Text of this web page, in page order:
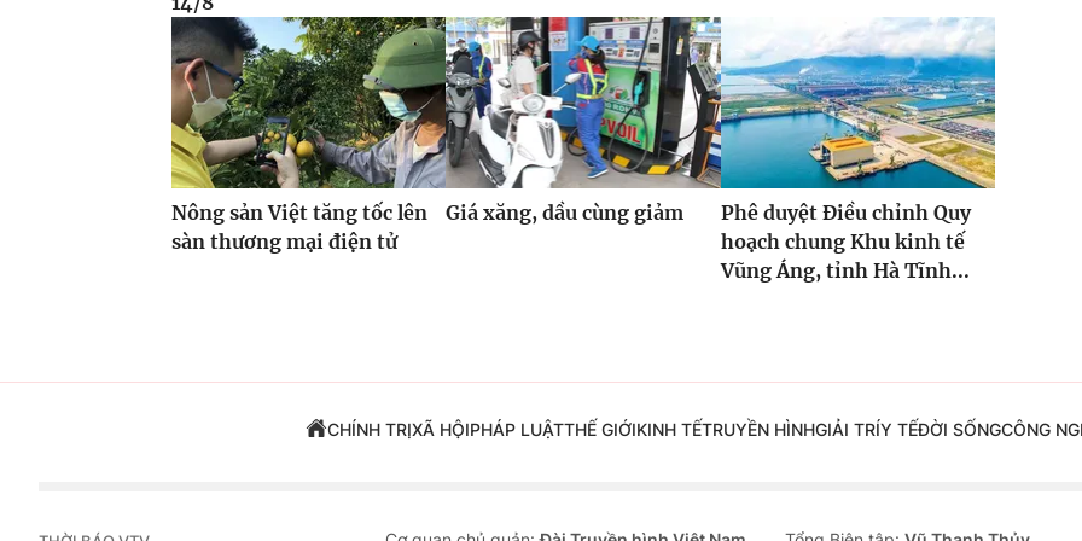
Nông sản Việt tăng tốc lên
sàn thương mại điện tử
Giá xăng, dầu cùng giảm
Phê duyệt Điều chỉnh Quy
hoạch chung Khu kinh tế
Vũng Áng, tỉnh Hà Tĩnh...
CHÍNH TRỊXÃ HỘIPHÁP LUẬTTHẾ GIỚIKINH TẾTRUYỀN HÌNHGIẢI TRÍY TẾĐỜI SỐNGCÔNG